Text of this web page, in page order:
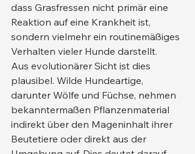
dass Grasfressen nicht primär eine
Reaktion auf eine Krankheit ist,
sondern vielmehr ein routinemäßiges
Verhalten vieler Hunde darstellt.
Aus evolutionärer Sicht ist dies
plausibel. Wilde Hundeartige,
darunter Wölfe und Füchse, nehmen
bekanntermaßen Pflanzenmaterial
indirekt über den Mageninhalt ihrer
Beutetiere oder direkt aus der